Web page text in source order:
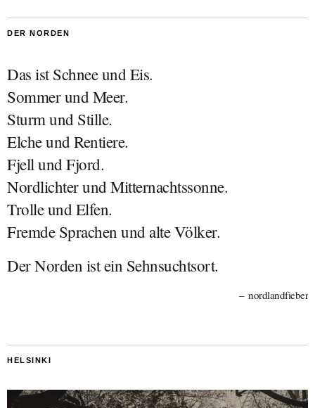
DER NORDEN
Das ist Schnee und Eis.
Sommer und Meer.
Sturm und Stille.
Elche und Rentiere.
Fjell und Fjord.
Nordlichter und Mitternachtssonne.
Trolle und Elfen.
Fremde Sprachen und alte Völker.
Der Norden ist ein Sehnsuchtsort.
nordlandfieber
HELSINKI